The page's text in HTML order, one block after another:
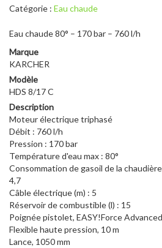
HDS
C
Catégorie : Eau chaude
Eau chaude 80° – 170 bar – 760 l/h
Marque
KARCHER
Modèle
HDS 8/17 C
Description
Moteur électrique triphasé
Débit : 760 l/h
Pression : 170 bar
Température d'eau max : 80°
Consommation de gasoil de la
4,7
Câble électrique (m) : 5
Réservoir de combustible (l) : 15
Poignée pistolet, EASY!Force Advanced
Flexible haute pression, 10 m
Lance, 1050 mm